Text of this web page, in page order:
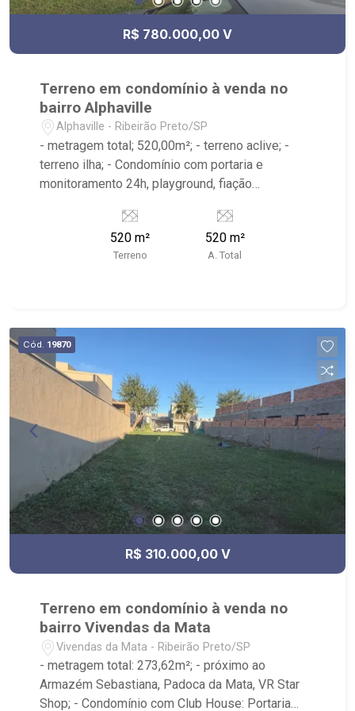
R$ 780.000,00 V
Terreno em condomínio à venda no
bairro Alphaville
Alphaville - Ribeirão Preto/SP
- metragem total; 520,00m²; - terreno aclive; -
terreno ilha; - Condomínio com portaria e
monitoramento 24h, playground, fiação
com direito ao Club House: quadras de tênis,
beach tenis, piscina, academia e diversos outros
itens para um público seleto; - Ribeirão Imóveis,
processos rápidos e eficientes; - análise
criteriosa de documentação; - com foco: Zona
Sul, Zona Leste, Centro e Bonfim Paulista; - para
Venda, Compra e Locação, imobiliária é Ribeirão
Imóveis - sede na Av. Professor João Fiusa;
520 m²
Terreno
520 m²
A. Total
Cód. 19870
R$ 310.000,00 V
Terreno em condomínio à venda no
bairro Vivendas da Mata
Vivendas da Mata - Ribeirão Preto/SP
- metragem total: 273,62m²; - próximo ao
Armazém Sebastiana, Padoca da Mata, VR Star
Shop; - Condomínio com Club House: Portaria